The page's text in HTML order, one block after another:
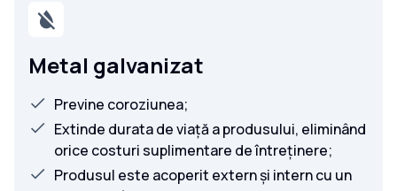
Metal galvanizat
Previne coroziunea;
Extinde durata de viață a produsului, eliminând
orice costuri suplimentare de întreținere;
Produsul este acoperit extern și intern cu un